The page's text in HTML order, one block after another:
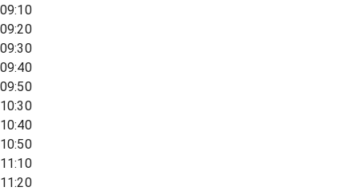
09:10
09:20
09:30
09:40
09:50
10:30
10:40
10:50
11:10
11:20